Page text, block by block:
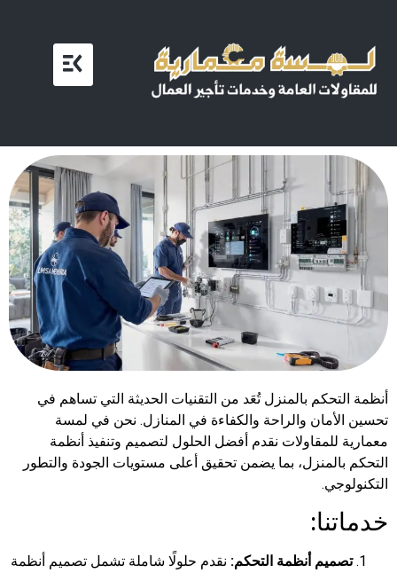
أنظمة التحكم بالمنزل تُعَد من التقنيات الحديثة التي تساهم في
تحسين الأمان والراحة والكفاءة في المنازل. نحن في لمسة
معمارية للمقاولات نقدم أفضل الحلول لتصميم وتنفيذ أنظمة
التحكم بالمنزل، بما يضمن تحقيق أعلى مستويات الجودة والتطور
التكنولوجي.
خدماتنا:
تصميم أنظمة التحكم: نقدم حلولًا شاملة تشمل تصميم أنظمة